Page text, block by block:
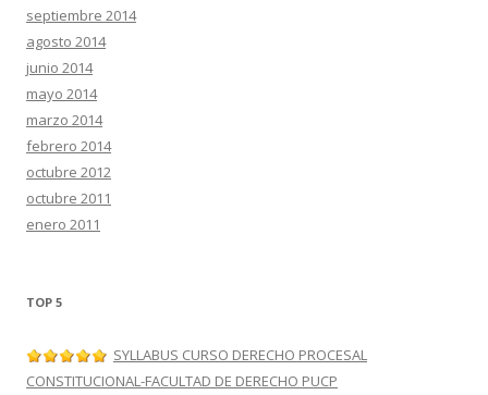
septiembre 2014
agosto 2014
junio 2014
mayo 2014
marzo 2014
febrero 2014
octubre 2012
octubre 2011
enero 2011
TOP 5
SYLLABUS CURSO DERECHO PROCESAL
CONSTITUCIONAL-FACULTAD DE DERECHO PUCP